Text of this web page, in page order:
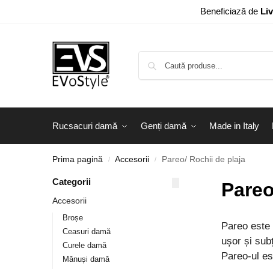
Beneficiază de
Rucsacuri damă Genți damă Made in Italy
Prima pagină / Accesorii / Pareo/ Rochii de plaja
Pareo
ușor și
Pareo-ul
Categorii
Accesorii
Broșe
Ceasuri damă
Curele damă
Mănuși damă